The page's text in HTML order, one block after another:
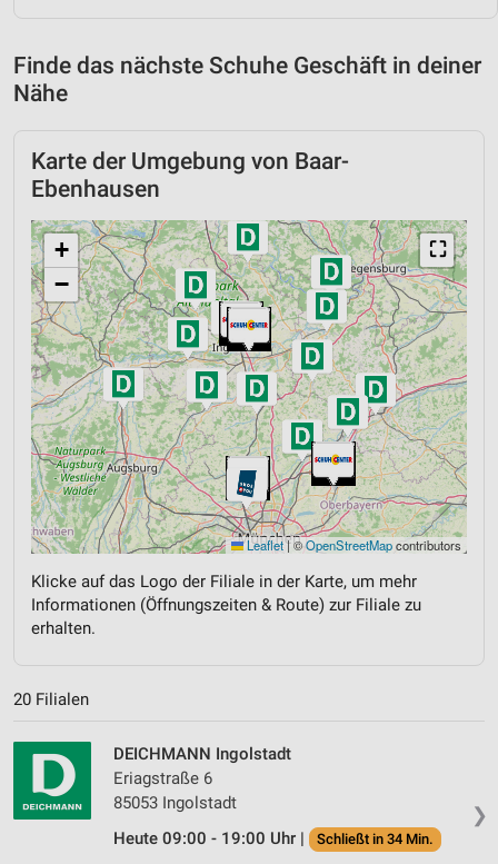
Finde das nächste Schuhe Geschäft in deiner
Nähe
Karte der Umgebung von Baar-
Ebenhausen
⛶
+
−
Leaflet|©OpenStreetMapcontributors
Klicke auf das Logo der Filiale in der Karte, um mehr
Informationen (Öffnungszeiten & Route) zur Filiale zu
erhalten.
20 Filialen
❯
DEICHMANN Ingolstadt
Eriagstraße 6
85053 Ingolstadt
Heute 09:00 - 19:00 Uhr |
Schließt in 34 Min.